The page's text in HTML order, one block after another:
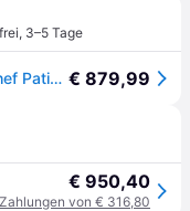
, 3–5 Tage
Kenwood Küchenmaschine Titanium Chef Patissier XL KWL90.594SI... € 879,99
€ 950,40
von € 316,80